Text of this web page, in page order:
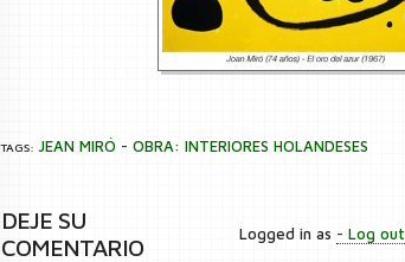
TAGS: JEAN MIRÓ - OBRA: INTERIORES HOLANDESES
DEJE SU
COMENTARIO
Logged in as - Log out